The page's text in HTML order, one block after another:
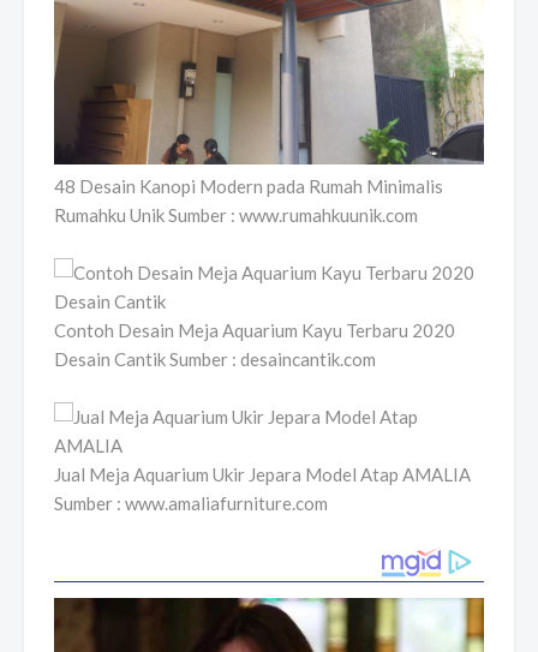
48 Desain Kanopi Modern pada Rumah Minimalis
Rumahku Unik Sumber : www.rumahkuunik.com
Contoh Desain Meja Aquarium Kayu Terbaru 2020
Desain Cantik Sumber : desaincantik.com
Jual Meja Aquarium Ukir Jepara Model Atap AMALIA
Sumber : www.amaliafurniture.com